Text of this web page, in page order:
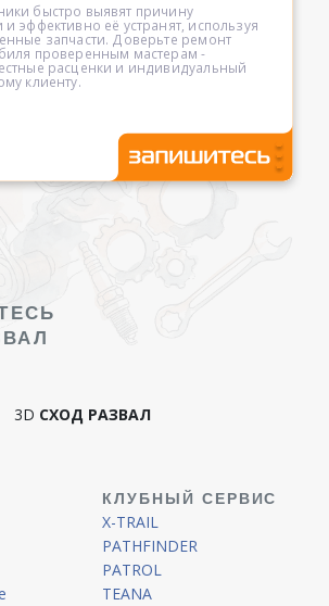
быстро выявят причину
и эффективно её устранят, используя
запчасти. Доверьте ремонт
проверенным мастерам -
расценки и индивидуальный
клиенту.
3D СХОД РАЗВАЛ
КЛУБНЫЙ СЕРВИС
X-TRAIL
PATHFINDER
PATROL
TEANA